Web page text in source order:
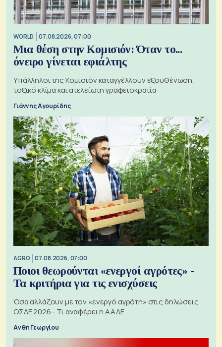
WORLD 07.08.2026, 07:00
Μια θέση στην Κομισιόν: Όταν το...
όνειρο γίνεται εφιάλτης
Υπάλληλοι της Κομισιόν καταγγέλλουν εξουθένωση,
τοξικό κλίμα και ατελείωτη γραφειοκρατία
Γιάννης Αγουρίδης
AGRO 07.08.2026, 07:00
Ποιοι θεωρούνται «ενεργοί αγρότες» -
Τα κριτήρια για τις ενισχύσεις
Όσα αλλάζουν με τον «ενεργό αγρότη» στις δηλώσεις
ΟΣΔΕ 2026 - Τι αναφέρει η ΑΑΔΕ
Ανθή Γεωργίου